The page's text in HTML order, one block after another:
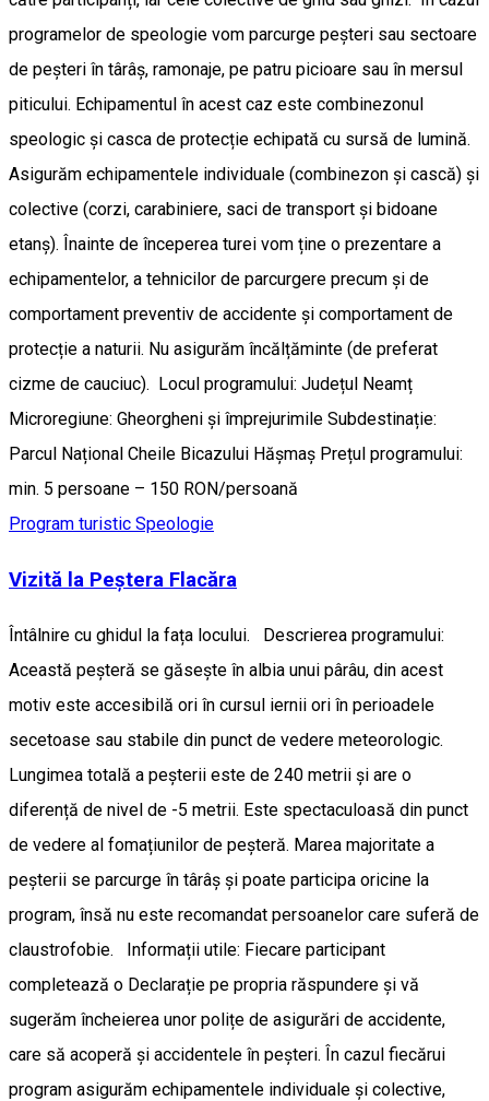
programelor de speologie vom parcurge peșteri sau sectoare
de peșteri în târâș, ramonaje, pe patru picioare sau în mersul
piticului. Echipamentul în acest caz este combinezonul
speologic și casca de protecție echipată cu sursă de lumină.
Asigurăm echipamentele individuale (combinezon și cască) și
colective (corzi, carabiniere, saci de transport și bidoane
etanș). Înainte de începerea turei vom ține o prezentare a
echipamentelor, a tehnicilor de parcurgere precum și de
comportament preventiv de accidente și comportament de
protecție a naturii. Nu asigurăm încălțăminte (de preferat
cizme de cauciuc). Locul programului: Județul Neamț
Microregiune: Gheorgheni și împrejurimile Subdestinație:
Parcul Național Cheile Bicazului Hășmaș Prețul programului:
min. 5 persoane – 150 RON/persoană
Program turistic Speologie
Vizită la Peștera Flacăra
Întâlnire cu ghidul la fața locului. Descrierea programului:
Această peșteră se găsește în albia unui pârâu, din acest
motiv este accesibilă ori în cursul iernii ori în perioadele
secetoase sau stabile din punct de vedere meteorologic.
Lungimea totală a peșterii este de 240 metrii și are o
diferență de nivel de -5 metrii. Este spectaculoasă din punct
de vedere al fomațiunilor de peșteră. Marea majoritate a
peșterii se parcurge în târâș și poate participa oricine la
program, însă nu este recomandat persoanelor care suferă de
claustrofobie. Informații utile: Fiecare participant
completează o Declarație pe propria răspundere și vă
sugerăm încheierea unor polițe de asigurări de accidente,
care să acoperă și accidentele în peșteri. În cazul fiecărui
program asigurăm echipamentele individuale și colective,